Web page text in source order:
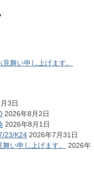
舞い申し上げます。
3日
2026年8月2日
2026年8月1日
23/K24 2026年7月31日
い申し上げます。
2026年